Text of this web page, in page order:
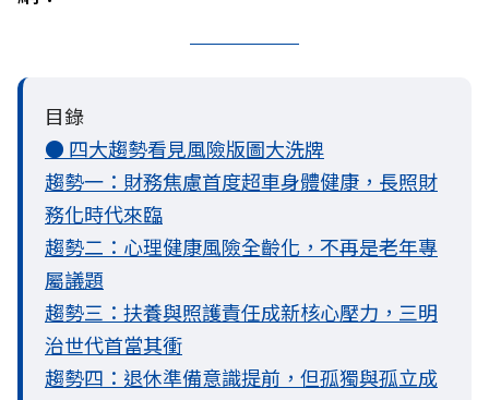
目錄
● 四大趨勢看見風險版圖大洗牌
趨勢一：財務焦慮首度超車身體健康，長照財
務化時代來臨
趨勢二：心理健康風險全齡化，不再是老年專
屬議題
趨勢三：扶養與照護責任成新核心壓力，三明
治世代首當其衝
趨勢四：退休準備意識提前，但孤獨與孤立成